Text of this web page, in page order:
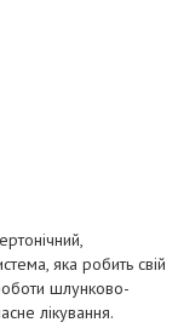
яка робить свій
шлунково-
лікування.